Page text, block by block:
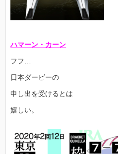
ハマーン・カーン
フフ…
日本ダービーの
申し出を受けるとは
嬉しい。